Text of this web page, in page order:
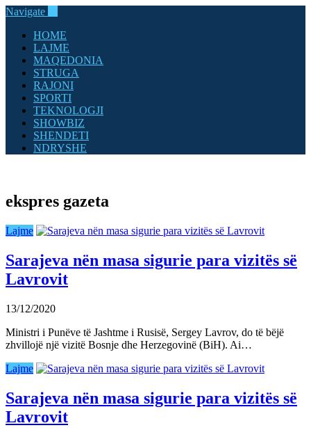
Navigate
HOME
LAJME
MAQEDONIA
STRUGA
RAJONI
SPORTI
TEKNOLOGJI
SHOWBIZ
SHENDETI
NDRYSHE
ekspres gazeta
Lajme
Sarajeva nën masa sigurie para vizitës së
Lavrovit
13/12/2020
Ministri i Punëve të Jashtme i Rusisë, Sergey Lavrov, do të bëjë
zhvillojë një vizitë Bosnje dhe Herzegovinë (BiH). Ai…
Lajme
Sarajeva nën masa sigurie para vizitës së
Lavrovit